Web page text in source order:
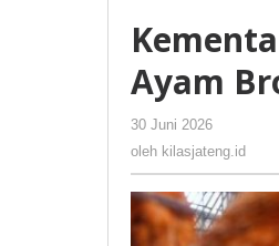
Ayam
30 Juni 2026
oleh kilasjateng.id